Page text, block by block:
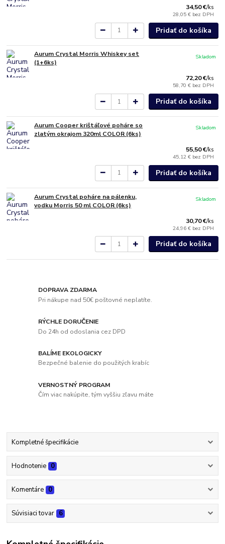
34,50 €/ks
28,05 € bez DPH
Pridať do košíka
Aurum Crystal Morris Whiskey set
(1+6ks)
72,20 €/ks
58,70 € bez DPH
Skladom
Pridať do košíka
Aurum Cooper krištáľové poháre so
zlatým okrajom 320ml COLOR (6ks)
55,50 €/ks
45,12 € bez DPH
Skladom
Pridať do košíka
Aurum Crystal poháre na pálenku,
vodku Morris 50 ml COLOR (6ks)
30,70 €/ks
24,96 € bez DPH
Skladom
Pridať do košíka
DOPRAVA ZDARMA
Pri nákupe nad 50€ poštovné neplatíte.
RÝCHLE DORUČENIE
Do 24h od odoslania cez DPD
BALÍME EKOLOGICKY
Bezpečné balenie do použitých krabíc
VERNOSTNÝ PROGRAM
Čím viac nakúpite, tým vyššiu zľavu máte
Kompletné špecifikácie
Hodnotenie 0
Komentáre 0
Súvisiaci tovar 6